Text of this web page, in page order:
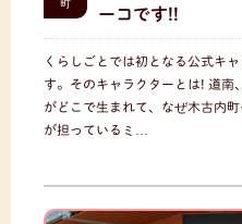
町
ーコです!!
くらしごとでは初となる公式キ
す。そのキャラクターとは! 道南
がどこで生まれて、なぜ木古内
が担っているミ…